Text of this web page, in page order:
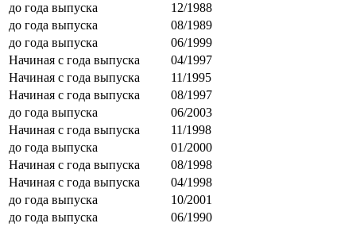
до года выпуска
12/1988
до года выпуска
08/1989
до года выпуска
06/1999
Начиная с года выпуска
04/1997
Начиная с года выпуска
11/1995
Начиная с года выпуска
08/1997
до года выпуска
06/2003
Начиная с года выпуска
11/1998
до года выпуска
01/2000
Начиная с года выпуска
08/1998
Начиная с года выпуска
04/1998
до года выпуска
10/2001
до года выпуска
06/1990